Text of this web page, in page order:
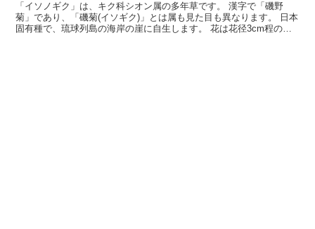
「イソノギク」は、キク科シオン属の多年草です。 漢字で「磯野
菊」であり、「磯菊(イソギク)」とは属も見た目も異なります。 日本
固有種で、琉球列島の海岸の崖に自生します。 花は花径3cm程の一